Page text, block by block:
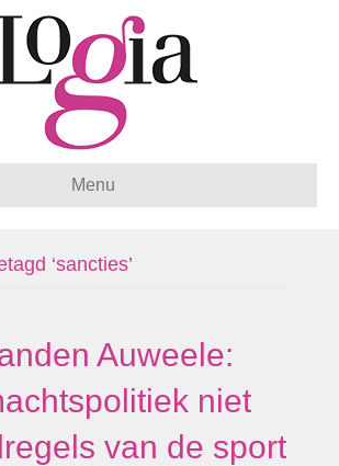
Menu
‘sancties’
Auweele:
niet
van de sport